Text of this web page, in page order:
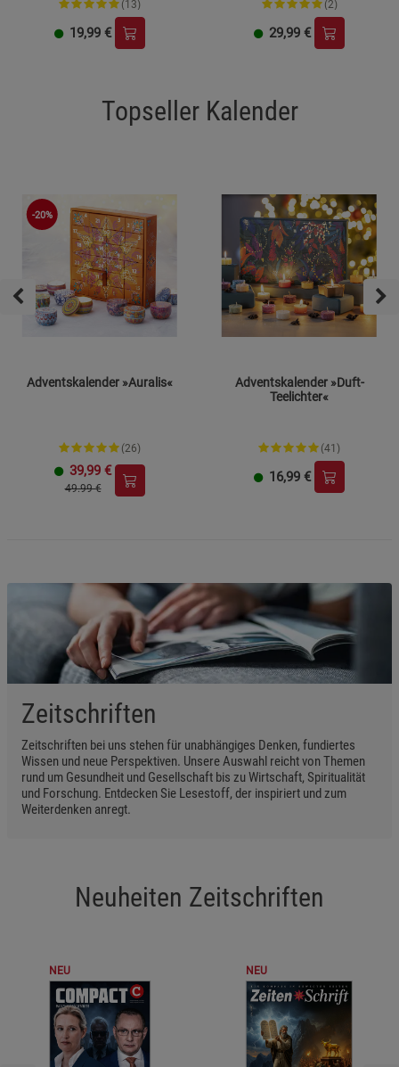
(13)
19,99 €
(2)
29,99 €
Topseller Kalender
-20%
Adventskalender »Auralis«
(26)
39,99 €
49.99 €
Adventskalender »Duft-
Teelichter«
(41)
16,99 €
Zeitschriften
Zeitschriften bei uns stehen für unabhängiges Denken, fundiertes
Wissen und neue Perspektiven. Unsere Auswahl reicht von Themen
rund um Gesundheit und Gesellschaft bis zu Wirtschaft, Spiritualität
und Forschung. Entdecken Sie Lesestoff, der inspiriert und zum
Weiterdenken anregt.
Neuheiten Zeitschriften
NEU NEU